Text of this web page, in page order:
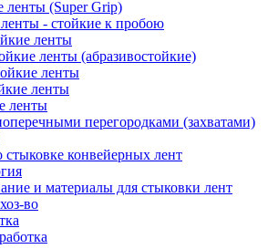
ленты (Super Grip)
- стойкие к пробою
ленты
ленты (абразивостойкие)
ленты
ленты
ленты
перегородками (захватами)
стыковке конвейерных лент
и материалы для стыковки лент
во